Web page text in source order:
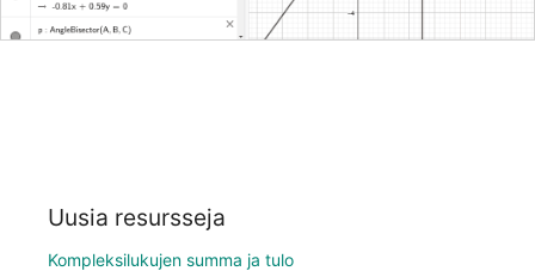
Uusia resursseja
Kompleksilukujen summa ja tulo